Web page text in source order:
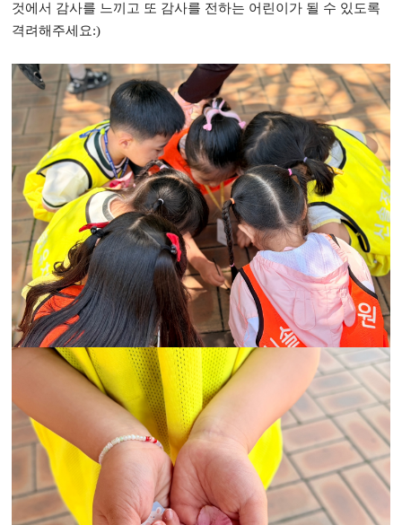
것에서 감사를 느끼고 또 감사를 전하는 어린이가 될 수 있도록
격려해주세요:)